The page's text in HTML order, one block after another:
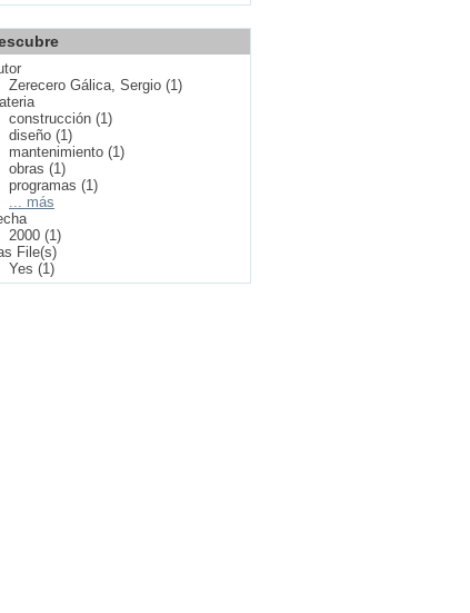
Zerecero Gálica, Sergio (1)
construcción (1)
diseño (1)
mantenimiento (1)
obras (1)
programas (1)
... más
2000 (1)
File(s)
Yes (1)